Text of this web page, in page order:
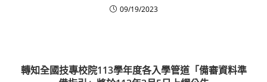
09/19/2023
轉知全國技專校院113學年度各入學管道「備審資料準